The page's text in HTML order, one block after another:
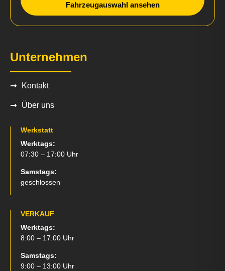
Fahrzeugauswahl ansehen
Unternehmen
Kontakt
Über uns
Werkstatt
Werktags:
07:30 – 17:00 Uhr
Samstags:
geschlossen
VERKAUF
Werktags:
8:00 – 17:00 Uhr
Samstags:
9:00 – 13:00 Uhr